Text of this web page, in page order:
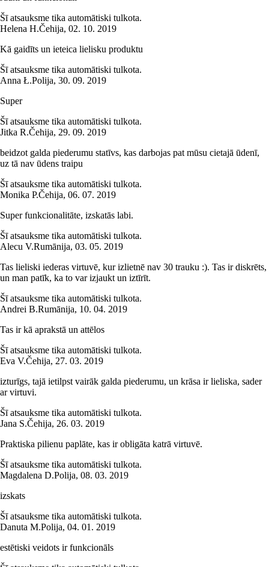
Šī atsauksme tika automātiski tulkota.
Helena H.Čehija, 02. 10. 2019
Kā gaidīts un ieteica lielisku produktu
Šī atsauksme tika automātiski tulkota.
Anna Ł.Polija, 30. 09. 2019
Super
Šī atsauksme tika automātiski tulkota.
Jitka R.Čehija, 29. 09. 2019
beidzot galda piederumu statīvs, kas darbojas pat mūsu cietajā ūdenī,
uz tā nav ūdens traipu
Šī atsauksme tika automātiski tulkota.
Monika P.Čehija, 06. 07. 2019
Super funkcionalitāte, izskatās labi.
Šī atsauksme tika automātiski tulkota.
Alecu V.Rumānija, 03. 05. 2019
Tas lieliski iederas virtuvē, kur izlietnē nav 30 trauku :). Tas ir diskrēts,
un man patīk, ka to var izjaukt un iztīrīt.
Šī atsauksme tika automātiski tulkota.
Andrei B.Rumānija, 10. 04. 2019
Tas ir kā aprakstā un attēlos
Šī atsauksme tika automātiski tulkota.
Eva V.Čehija, 27. 03. 2019
izturīgs, tajā ietilpst vairāk galda piederumu, un krāsa ir lieliska, sader
ar virtuvi.
Šī atsauksme tika automātiski tulkota.
Jana S.Čehija, 26. 03. 2019
Praktiska pilienu paplāte, kas ir obligāta katrā virtuvē.
Šī atsauksme tika automātiski tulkota.
Magdalena D.Polija, 08. 03. 2019
izskats
Šī atsauksme tika automātiski tulkota.
Danuta M.Polija, 04. 01. 2019
estētiski veidots ir funkcionāls